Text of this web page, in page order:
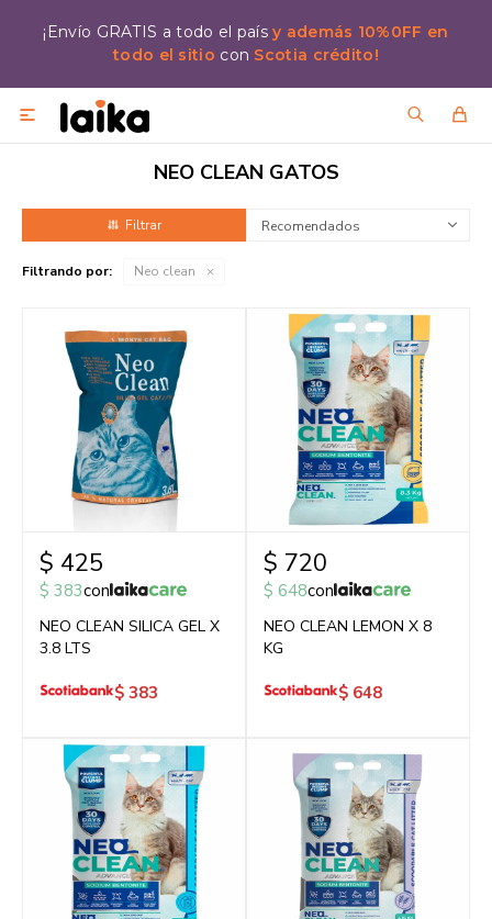
¡Envío GRATIS a todo el paísy además 10%0FF en
todo el sitio con Scotia crédito!

NEO CLEAN GATOS
Recomendados
Filtrando por: Neo clean
$ 425
$ 383con
NEO CLEAN SILICA GEL X
3.8 LTS
$ 383
$ 720
$ 648con
NEO CLEAN LEMON X 8
KG
$ 648